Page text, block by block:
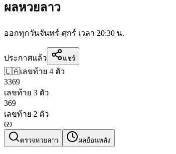
ผลหวยลาว
ออกทุกวันจันทร์-ศุกร์ เวลา 20:30 น.
ประกาศแล้ว แชร์
🇱🇦เลขท้าย 4 ตัว
3369
เลขท้าย 3 ตัว
369
เลขท้าย 2 ตัว
69
ตรวจหวยลาว ผลย้อนหลัง